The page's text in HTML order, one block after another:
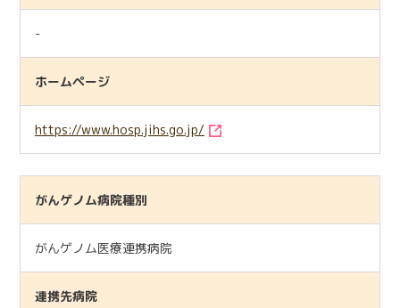
-
ホームページ
https://www.hosp.jihs.go.jp/
がんゲノム病院種別
がんゲノム医療連携病院
連携先病院